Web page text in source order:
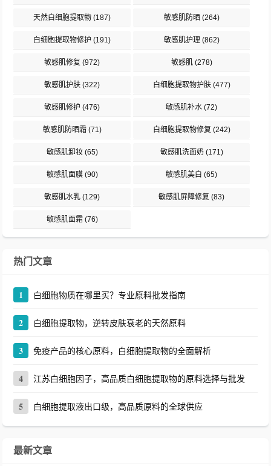
天然白细胞提取物 (187) 敏感肌防晒(264)
白细胞提取物修护 (191) 敏感肌护理(862)
敏感肌修复 (972) 敏感肌(278)
敏感肌护肤 (322) 白细胞提取物护肤(477)
敏感肌修护 (476) 敏感肌补水 (72)
敏感肌防晒霜(71) 白细胞提取物修复 (242)
敏感肌卸妆(65) 敏感肌洗面奶(171)
敏感肌面膜(90) 敏感肌美白 (65)
敏感肌水乳 (129) 敏感肌屏障修复 (83)
敏感肌面霜(76)
热门文章
1 白细胞物质在哪里买？专业原料批发指南
2 白细胞提取物，逆转皮肤衰老的天然原料
3 免疫产品的核心原料，白细胞提取物的全面解析
4 江苏白细胞因子，高品质白细胞提取物的原料选择与批发
5 白细胞提取液出口级，高品质原料的全球供应
最新文章